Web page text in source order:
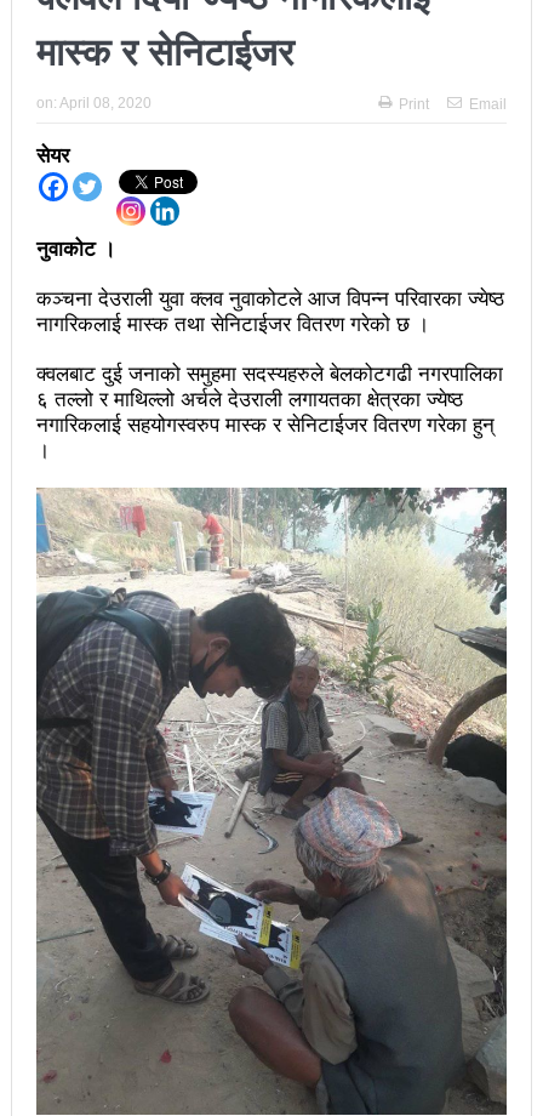
अझ सुदृढ बनाएको छः प्रचण्ड
बैतडीमा जन्तिबस दुर्घटनाः १३ जनाको मृत्यु
कविता – अपजश
हितेन्द्रदेव शाक्यलाई पद छाड्नुपर्ने नैतिक दबाबः समय बुझेर
बाटो खुलाउन मन्त्री घिसिङको म्यासेज
खतिवडाको नयाँ गीत जमाना आजकाल
राममाया च्यामिनीसँग दशरथ चन्दको अनुरोध – प्रेमविनोद नन्दन
चलचित्र विकास बोर्डका नवनियुक्त सदस्य गणेश सुवेदीलाई
आइएनएनएफद्वारा सम्मान
एनआरएनए बेलायतको अध्यक्षमा जिलिङका पुडासैनी
महानगर यातायातले थप्यो १२ वटा विद्युतीय बस
गणेश पण्डितको कवितासङ्ग्रह कालापानी लोकार्पण
फोहोरमैला व्यवस्थापन संघ नेपालको अध्यक्षमा नुवाकोटका घिमिरे
निर्वाचित
कविता – सुख भोग
समाचार हटाउने अदालतको आदेश र पत्रकार पक्राउ पुर्जीबारे
काउन्सिल सुक्ष्म अध्ययनमा
लोकतान्त्रिक सहिद सन्तति वृत्ति कोष स्थापनाः सहिदका
बालबालिकाको शिक्षामा खर्च हुने
महिनावारी स्वच्छताका लागि ३९२ साइकल यात्रीको
मास्क र सेनिटाईजर
on: April 08, 2020 Print Email
सेयर
नुवाकोट ।
कञ्चना देउराली युवा क्लव नुवाकोटले आज विपन्न परिवारका ज्येष्ठ
नागरिकलाई मास्क तथा सेनिटाईजर वितरण गरेको छ ।
क्वलबाट दुई जनाको समुहमा सदस्यहरुले बेलकोटगढी नगरपालिका
६ तल्लो र माथिल्लो अर्चले देउराली लगायतका क्षेत्रका ज्येष्ठ
नगारिकलाई सहयोगस्वरुप मास्क र सेनिटाईजर वितरण गरेका हुन्
।